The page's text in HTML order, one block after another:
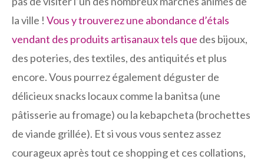
la ville ! Vous y trouverez une abondance d’étals
vendant des produits artisanaux tels que des bijoux,
des poteries, des textiles, des antiquités et plus
encore. Vous pourrez également déguster de
délicieux snacks locaux comme la banitsa (une
pâtisserie au fromage) ou la kebapcheta (brochettes
de viande grillée). Et si vous vous sentez assez
courageux après tout ce shopping et ces collations,